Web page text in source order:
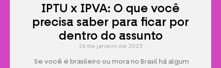
IPTU x IPVA: O que você
precisa saber para ficar por
dentro do assunto
26 de janeiro de 2023
Se você é brasileiro ou mora no Brasil há algum